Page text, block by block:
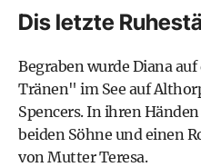
Dis letzte
Begraben wurde Diana
Tränen" im See auf
Spencers. In ihren
beiden Söhne und einen
von Mutter Teresa.